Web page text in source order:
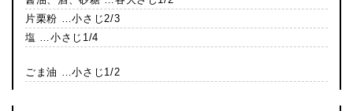
片栗粉 …小さじ2/3
塩 …小さじ1/4
ごま油 …小さじ1/2